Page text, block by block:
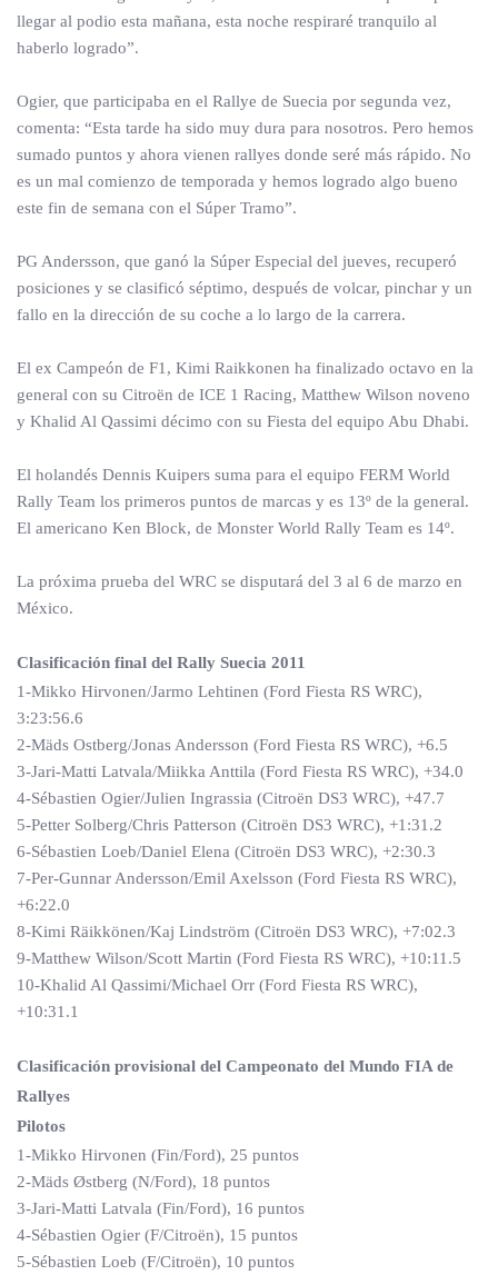
llegar al podio esta mañana, esta noche respiraré tranquilo al
haberlo logrado”.
Ogier, que participaba en el Rallye de Suecia por segunda vez,
comenta: “Esta tarde ha sido muy dura para nosotros. Pero hemos
sumado puntos y ahora vienen rallyes donde seré más rápido. No
es un mal comienzo de temporada y hemos logrado algo bueno
este fin de semana con el Súper Tramo”.
PG Andersson, que ganó la Súper Especial del jueves, recuperó
posiciones y se clasificó séptimo, después de volcar, pinchar y un
fallo en la dirección de su coche a lo largo de la carrera.
El ex Campeón de F1, Kimi Raikkonen ha finalizado octavo en la
general con su Citroën de ICE 1 Racing, Matthew Wilson noveno
y Khalid Al Qassimi décimo con su Fiesta del equipo Abu Dhabi.
El holandés Dennis Kuipers suma para el equipo FERM World
Rally Team los primeros puntos de marcas y es 13º de la general.
El americano Ken Block, de Monster World Rally Team es 14º.
La próxima prueba del WRC se disputará del 3 al 6 de marzo en
México.
Clasificación final del Rally Suecia 2011
1-Mikko Hirvonen/Jarmo Lehtinen (Ford Fiesta RS WRC),
3:23:56.6
2-Mäds Ostberg/Jonas Andersson (Ford Fiesta RS WRC), +6.5
3-Jari-Matti Latvala/Miikka Anttila (Ford Fiesta RS WRC), +34.0
4-Sébastien Ogier/Julien Ingrassia (Citroën DS3 WRC), +47.7
5-Petter Solberg/Chris Patterson (Citroën DS3 WRC), +1:31.2
6-Sébastien Loeb/Daniel Elena (Citroën DS3 WRC), +2:30.3
7-Per-Gunnar Andersson/Emil Axelsson (Ford Fiesta RS WRC),
+6:22.0
8-Kimi Räikkönen/Kaj Lindström (Citroën DS3 WRC), +7:02.3
9-Matthew Wilson/Scott Martin (Ford Fiesta RS WRC), +10:11.5
10-Khalid Al Qassimi/Michael Orr (Ford Fiesta RS WRC),
+10:31.1
Clasificación provisional del Campeonato del Mundo FIA de
Rallyes
Pilotos
1-Mikko Hirvonen (Fin/Ford), 25 puntos
2-Mäds Østberg (N/Ford), 18 puntos
3-Jari-Matti Latvala (Fin/Ford), 16 puntos
4-Sébastien Ogier (F/Citroën), 15 puntos
5-Sébastien Loeb (F/Citroën), 10 puntos